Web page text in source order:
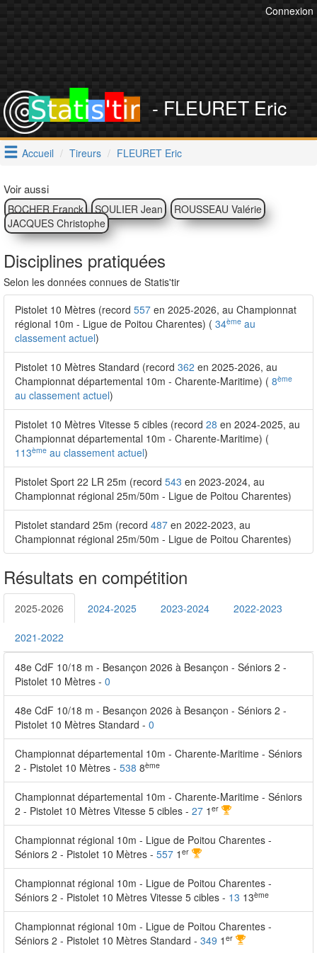
Connexion
- FLEURET Eric
Accueil Tireurs FLEURET Eric
Voir aussi
BOCHER Franck SOULIER Jean
ROUSSEAU Valérie
JACQUES Christophe
Disciplines pratiquées
Selon les données connues de Statis'tir
Pistolet 10 Mètres (record 557 en 2025-2026, au Championnat
régional 10m - Ligue de Poitou Charentes) ( 34ème au
classement actuel)
Pistolet 10 Mètres Standard (record 362 en 2025-2026, au
Championnat départemental 10m - Charente-Maritime) ( 8ème
au classement actuel)
Pistolet 10 Mètres Vitesse 5 cibles (record 28 en 2024-2025, au
Championnat départemental 10m - Charente-Maritime) (
113ème au classement actuel)
Pistolet Sport 22 LR 25m (record 543 en 2023-2024, au
Championnat régional 25m/50m - Ligue de Poitou Charentes)
Pistolet standard 25m (record 487 en 2022-2023, au
Championnat régional 25m/50m - Ligue de Poitou Charentes)
Résultats en compétition
2025-2026 2024-2025 2023-2024 2022-2023
2021-2022
48e CdF 10/18 m - Besançon 2026 à Besançon - Séniors 2 -
Pistolet 10 Mètres - 0
48e CdF 10/18 m - Besançon 2026 à Besançon - Séniors 2 -
Pistolet 10 Mètres Standard - 0
Championnat départemental 10m - Charente-Maritime - Séniors
2 - Pistolet 10 Mètres - 538 8ème
Championnat départemental 10m - Charente-Maritime - Séniors
2 - Pistolet 10 Mètres Vitesse 5 cibles - 27 1 er
Championnat régional 10m - Ligue de Poitou Charentes -
Séniors 2 - Pistolet 10 Mètres - 557 1 er
Championnat régional 10m - Ligue de Poitou Charentes -
Séniors 2 - Pistolet 10 Mètres Vitesse 5 cibles - 13 13ème
Championnat régional 10m - Ligue de Poitou Charentes -
Séniors 2 - Pistolet 10 Mètres Standard - 349 1 er